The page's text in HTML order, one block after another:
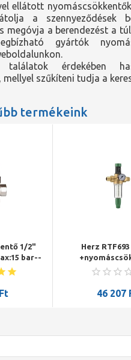
ellátott
a szennyeződések
megóvja a berendezést a
gyártók
érdekében
, mellyel szűkíteni tudja a
termékeink
1/2"
bar--
4 bar
Ft
Herz
ivóvízre
46 207